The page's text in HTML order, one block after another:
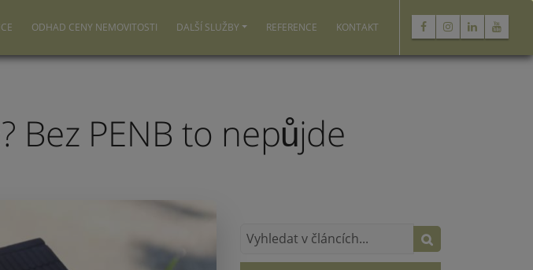
ODHAD CENY NEMOVITOSTI DALŠÍ SLUŽBY REFERENCE KONTAKT
Bez PENB to nepůjde